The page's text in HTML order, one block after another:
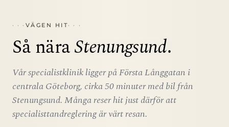
VÄGEN HIT
Så näraStenungsund.
Vår specialistklinik ligger på Första Långgatan i
centrala Göteborg, cirka 50 minuter med bil från
Stenungsund. Många reser hit just därför att
specialisttandreglering är värt resan.